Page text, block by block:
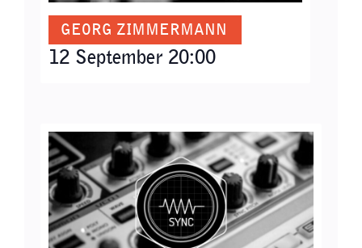
GEORG ZIMMERMANN
12 September 20:00